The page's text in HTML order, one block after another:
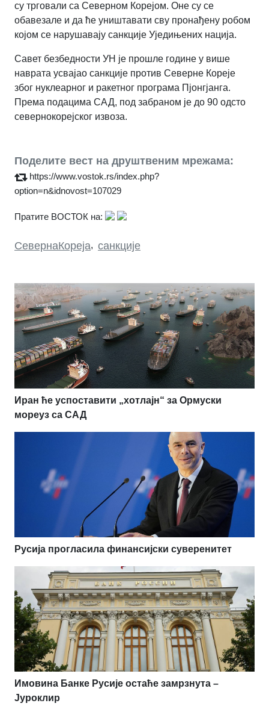
су трговали са Северном Корејом. Оне су се
обавезале и да ће уништавати сву пронађену робом
којом се нарушавају санкције Уједињених нација.
Савет безбедности УН је прошле године у више
наврата усвајао санкције против Северне Кореје
због нуклеарног и ракетног програма Пјонгјанга.
Према подацима САД, под забраном је до 90 одсто
севернокорејског извоза.
Поделите вест на друштвеним мрежама:
https://www.vostok.rs/index.php?
option=n&idnovost=107029
Пратите ВОСТОК на:
СевернаКореја, санкције
Иран ће успоставити „хотлајн“ за Ормуски
мореуз са САД
Русија прогласила финансијски суверенитет
Имовина Банке Русије остаће замрзнута –
Јуроклир